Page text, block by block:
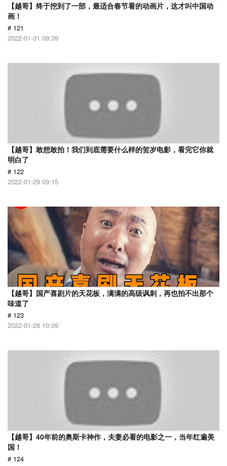
【越哥】终于挖到了一部，最适合春节看的动画片，这才叫中国动
画！
# 121
2022-01-31 09:39
【越哥】敢想敢拍！我们到底需要什么样的贺岁电影，看完它你就
明白了
# 122
2022-01-29 09:15
【越哥】国产喜剧片的天花板，满满的高级讽刺，再也拍不出那个
味道了
# 123
2022-01-26 10:09
【越哥】40年前的奥斯卡神作，夫妻必看的电影之一，当年红遍美
国！
# 124